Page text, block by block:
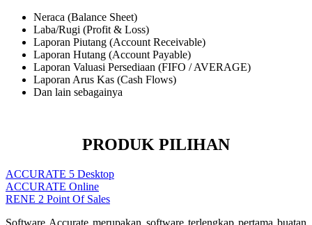
Neraca (Balance Sheet)
Laba/Rugi (Profit & Loss)
Laporan Piutang (Account Receivable)
Laporan Hutang (Account Payable)
Laporan Valuasi Persediaan (FIFO / AVERAGE)
Laporan Arus Kas (Cash Flows)
Dan lain sebagainya
PRODUK PILIHAN
ACCURATE 5 Desktop
ACCURATE Online
RENE 2 Point Of Sales